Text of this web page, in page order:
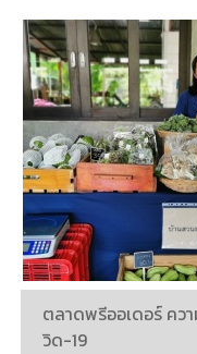
ตลาดพรีออเดอร์ คว
วิด-19